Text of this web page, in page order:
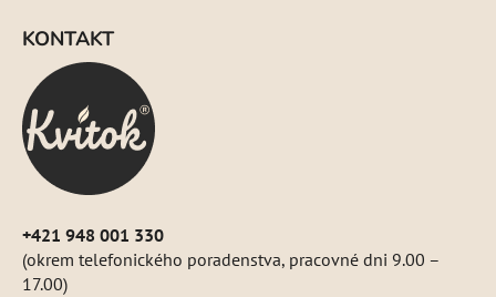
KONTAKT
+421 948 001 330
(okrem telefonického poradenstva, pracovné dni 9.00 –
17.00)